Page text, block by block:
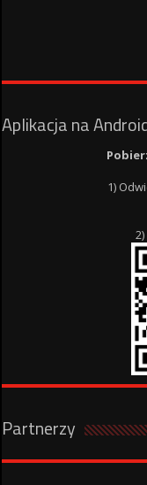
Aplikacja na
1)
Partnerzy